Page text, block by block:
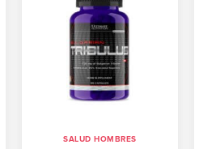
SALUD HOMBRES